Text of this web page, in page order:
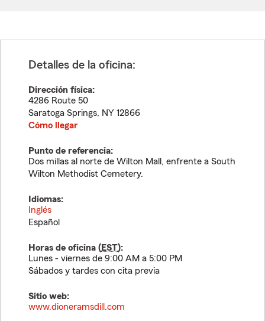
Detalles de la oficina:
Dirección física:
4286 Route 50
Saratoga Springs, NY 12866
Cómo llegar
Punto de referencia:
Dos millas al norte de Wilton Mall, enfrente a South
Wilton Methodist Cemetery.
Idiomas:
Inglés
Español
Horas de oficina (EST):
Lunes - viernes de 9:00 AM a 5:00 PM
Sábados y tardes con cita previa
Sitio web:
www.dioneramsdill.com